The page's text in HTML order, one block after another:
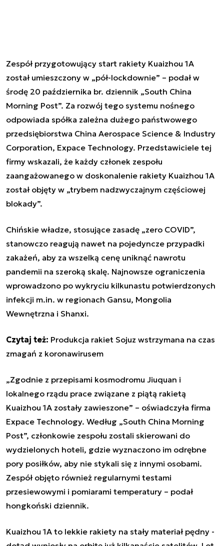
Zespół przygotowujący start rakiety Kuaizhou 1A
został umieszczony w „pół-lockdownie” – podał w
środę 20 października br. dziennik „South China
Morning Post”. Za rozwój tego systemu nośnego
odpowiada spółka zależna dużego państwowego
przedsiębiorstwa China Aerospace Science & Industry
Corporation, Expace Technology. Przedstawiciele tej
firmy wskazali, że każdy członek zespołu
zaangażowanego w doskonalenie rakiety Kuaizhou 1A
został objęty w „trybem nadzwyczajnym częściowej
blokady”.
Chińskie władze, stosujące zasadę „zero COVID”,
stanowczo reagują nawet na pojedyncze przypadki
zakażeń, aby za wszelką cenę uniknąć nawrotu
pandemii na szeroką skalę. Najnowsze ograniczenia
wprowadzono po wykryciu kilkunastu potwierdzonych
infekcji m.in. w regionach Gansu, Mongolia
Wewnętrzna i Shanxi.
Czytaj też: Produkcja rakiet Sojuz wstrzymana na czas
zmagań z koronawirusem
„Zgodnie z przepisami kosmodromu Jiuquan i
lokalnego rządu prace związane z piątą rakietą
Kuaizhou 1A zostały zawieszone” – oświadczyła firma
Expace Technology. Według „South China Morning
Post”, członkowie zespołu zostali skierowani do
wydzielonych hoteli, gdzie wyznaczono im odrębne
pory posiłków, aby nie stykali się z innymi osobami.
Zespół objęto również regularnymi testami
przesiewowymi i pomiarami temperatury – podał
hongkoński dziennik.
Kuaizhou 1A to lekkie rakiety na stały materiał pędny -